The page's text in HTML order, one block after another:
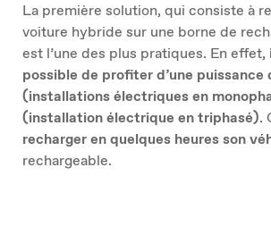
La première solution, qui consiste à
voiture hybride sur une borne de
est l’une des plus pratiques. En effet,
possible de profiter d’une puissance
(installations électriques en
(installation électrique en triphasé).
recharger en quelques heures son
rechargeable.